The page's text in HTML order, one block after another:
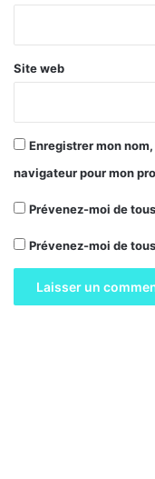
Site web
Enregistrer mon
navigateur pour mon
Prévenez-moi de
Prévenez-moi de